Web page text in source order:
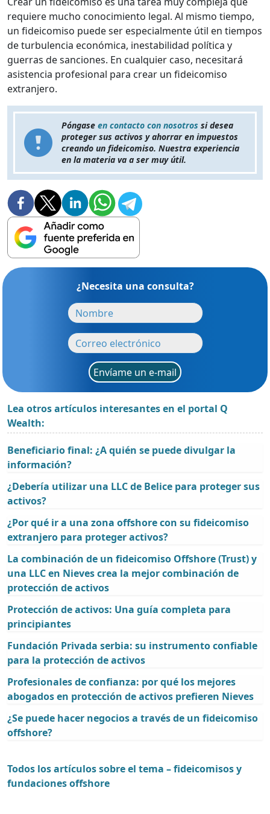
requiere mucho conocimiento legal. Al mismo tiempo,
un fideicomiso puede ser especialmente útil en tiempos
de turbulencia económica, inestabilidad política y
guerras de sanciones. En cualquier caso, necesitará
asistencia profesional para crear un fideicomiso
extranjero.
Póngase en contacto con nosotros si desea
proteger sus activos y ahorrar en impuestos
creando un fideicomiso. Nuestra experiencia
en la materia va a ser muy útil.
¿Necesita una consulta?
Envíame un e-mail
Lea otros artículos interesantes en el portal Q
Wealth:
Beneficiario final: ¿A quién se puede divulgar la
información?
¿Debería utilizar una LLC de Belice para proteger sus
activos?
¿Por qué ir a una zona offshore con su fideicomiso
extranjero para proteger activos?
La combinación de un fideicomiso Offshore (Trust) y
una LLC en Nieves crea la mejor combinación de
protección de activos
Protección de activos: Una guía completa para
principiantes
Fundación Privada serbia: su instrumento confiable
para la protección de activos
Profesionales de confianza: por qué los mejores
abogados en protección de activos prefieren Nieves
¿Se puede hacer negocios a través de un fideicomiso
offshore?
Todos los artículos sobre el tema – fideicomisos y
fundaciones offshore